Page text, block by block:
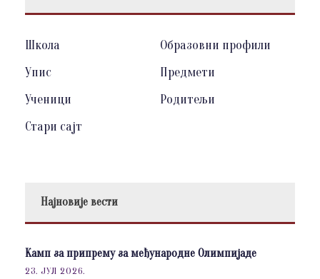
Школа
Образовни профили
Упис
Предмети
Ученици
Родитељи
Стари сајт
Најновије вести
Камп за припрему за међународне Олимпијаде
23. ЈУЛ 2026.